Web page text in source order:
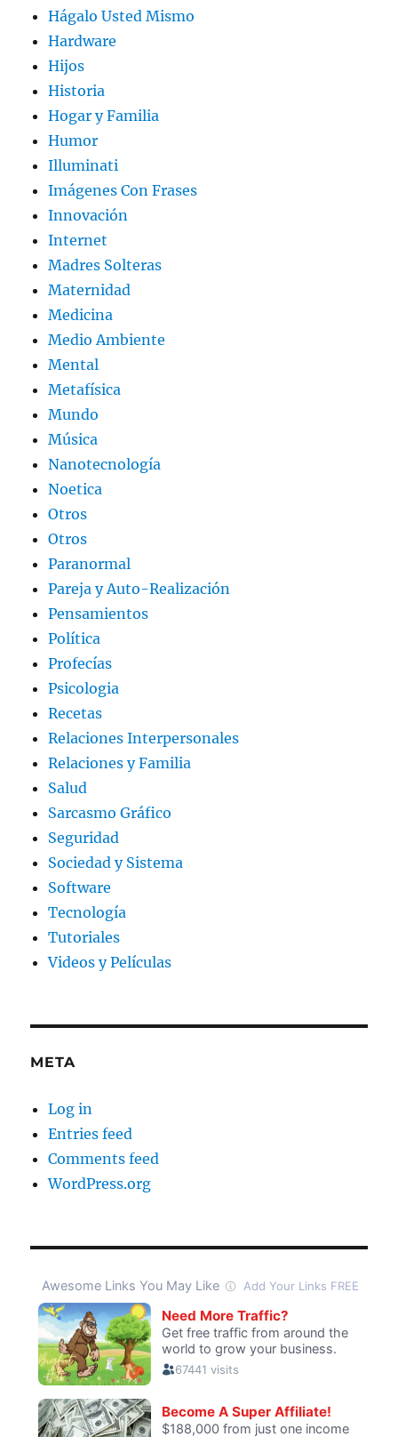
Hágalo Usted Mismo
Hardware
Hijos
Historia
Hogar y Familia
Humor
Illuminati
Imágenes Con Frases
Innovación
Internet
Madres Solteras
Maternidad
Medicina
Medio Ambiente
Mental
Metafísica
Mundo
Música
Nanotecnología
Noetica
Otros
Otros
Paranormal
Pareja y Auto-Realización
Pensamientos
Política
Profecías
Psicologia
Recetas
Relaciones Interpersonales
Relaciones y Familia
Salud
Sarcasmo Gráfico
Seguridad
Sociedad y Sistema
Software
Tecnología
Tutoriales
Videos y Películas
META
Log in
Entries feed
Comments feed
WordPress.org